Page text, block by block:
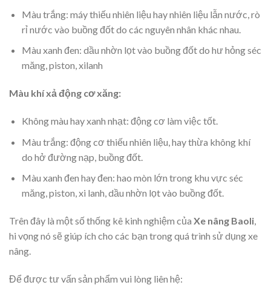
Màu trắng: máy thiếu nhiên liệu hay nhiên liệu lẫn nước, rò
rỉ nước vào buồng đốt do các nguyên nhân khác nhau.
Màu xanh đen: dầu nhờn lọt vào buồng đốt do hư hỏng séc
măng, piston, xilanh
Màu khí xả động cơ xăng:
Không màu hay xanh nhạt: động cơ làm việc tốt.
Màu trắng: động cơ thiếu nhiên liệu, hay thừa không khí
do hở đường nạp, buồng đốt.
Màu xanh đen hay đen: hao mòn lớn trong khu vực séc
măng, piston, xi lanh, dầu nhờn lọt vào buồng đốt.
Trên đây là một số thống kê kinh nghiệm của Xe nâng Baoli,
hi vọng nó sẽ giúp ích cho các bạn trong quá trình sử dụng xe
nâng.
Để được tư vấn sản phẩm vui lòng liên hệ: